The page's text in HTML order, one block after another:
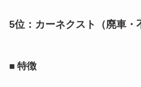
5位：カーネクスト（廃車・
■ 特徴